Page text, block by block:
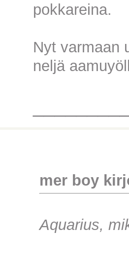
pokkareina.
Nyt varmaan
neljä
mer boy
Aquarius,